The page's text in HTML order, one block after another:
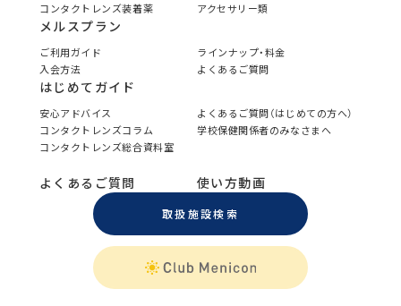
コンタクトレンズ装着薬
アクセサリー類
メルスプラン
ご利用ガイド
ラインナップ・料金
入会方法
よくあるご質問
はじめてガイド
安心アドバイス
よくあるご質問（はじめての方へ）
コンタクトレンズコラム
学校保健関係者のみなさまへ
コンタクトレンズ総合資料室
よくあるご質問 使い方動画
取扱施設検索